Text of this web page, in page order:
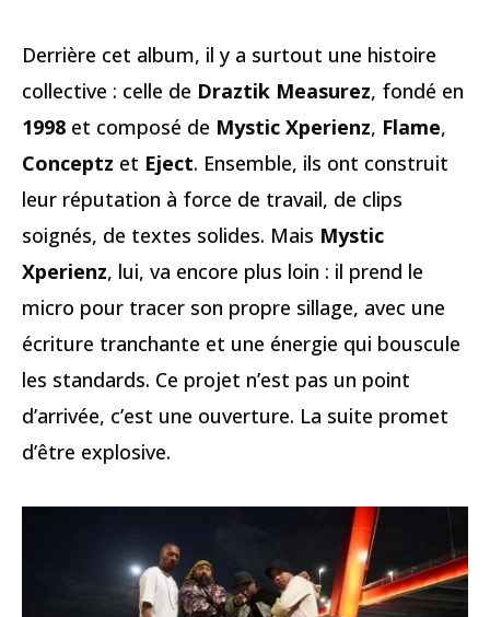
Derrière cet album, il y a surtout une histoire
collective : celle de Draztik Measurez, fondé en
1998 et composé de Mystic Xperienz, Flame,
Conceptz et Eject. Ensemble, ils ont construit
leur réputation à force de travail, de clips
soignés, de textes solides. Mais Mystic
Xperienz, lui, va encore plus loin : il prend le
micro pour tracer son propre sillage, avec une
écriture tranchante et une énergie qui bouscule
les standards. Ce projet n’est pas un point
d’arrivée, c’est une ouverture. La suite promet
d’être explosive.